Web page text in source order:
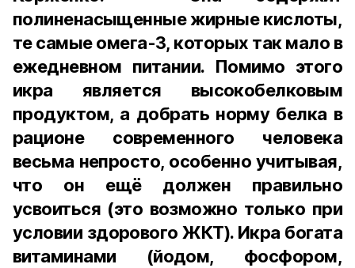
полиненасыщенные жирные кислоты,
те самые омега-3, которых так мало в
ежедневном питании. Помимо этого
икра является высокобелковым
продуктом, а добрать норму белка в
рационе современного человека
весьма непросто, особенно учитывая,
что он ещё должен правильно
усвоиться (это возможно только при
условии здорового ЖКТ). Икра богата
витаминами (йодом, фосфором,